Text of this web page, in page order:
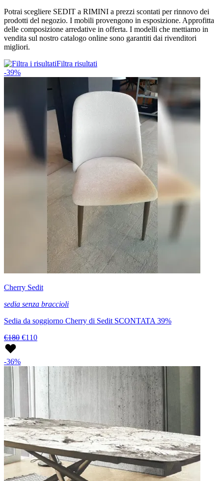
Potrai scegliere SEDIT a RIMINI a prezzi scontati per rinnovo dei
prodotti del negozio. I mobili provengono in esposizione. Approfitta
delle composizione arredative in offerta. I modelli che mettiamo in
vendita sul nostro catalogo online sono garantiti dai rivenditori
migliori.
Filtra risultati
-39%
Cherry Sedit
sedia senza braccioli
Sedia da soggiorno Cherry di Sedit SCONTATA 39%
€180 €110
-36%